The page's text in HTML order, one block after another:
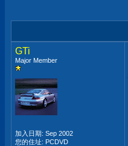
GTi
Major Member
加入日期: Sep 2002
您的住址: PCDVD